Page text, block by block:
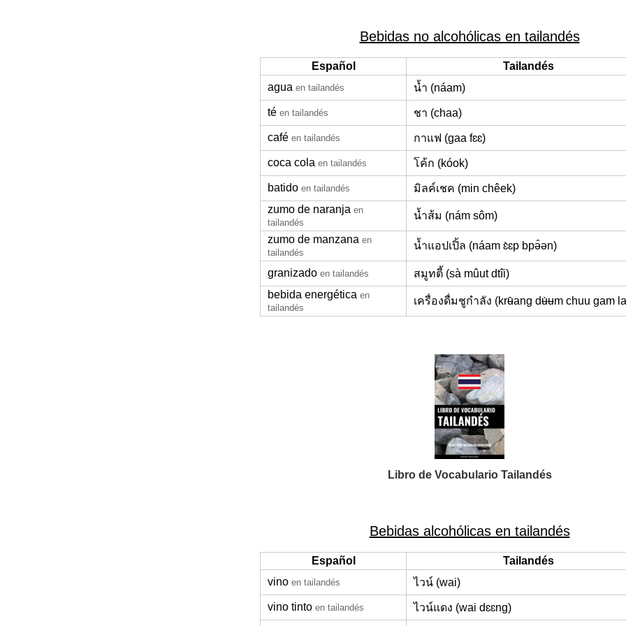
Bebidas no alcohólicas en tailandés
Español
Tailandés
agua en tailandés น้ำ (náam)
té en tailandés ชา (chaa)
café en tailandés กาแฟ (gaa fɛɛ)
coca cola en tailandés โค้ก (kóok)
batido en tailandés
มิลค์เชค (min chêek)
zumo de naranja en
tailandés
น้ำส้ม (nám sôm)
zumo de manzana en
tailandés
น้ำแอปเปิ้ล (náam ɛ̀ɛp bpə̂ən)
granizado en tailandés
สมูทตี้ (sà mûut dtîi)
bebida energética en
tailandés
เครื่องดื่มชูกำลัง (krʉ̂ang dʉ̀ʉm chuu gam
Libro de Vocabulario Tailandés
Bebidas alcohólicas en tailandés
Español
Tailandés
vino en tailandés ไวน์ (wai)
vino tinto en tailandés ไวน์แดง (wai dɛɛng)